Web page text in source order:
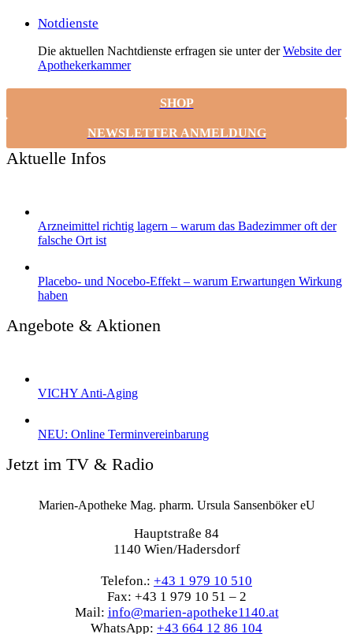
Notdienste
Die aktuellen Nachtdienste erfragen sie unter derWebsite der
Apothekerkammer
SHOP
NEWSLETTER ANMELDUNG
Aktuelle Infos
Arzneimittel richtig lagern – warum das Badezimmer oft der
falsche Ort ist
Placebo- und Nocebo-Effekt – warum Erwartungen Wirkung
haben
Angebote & Aktionen
VICHY Anti-Aging
NEU: Online Terminvereinbarung
Jetzt im TV & Radio
Marien-Apotheke Mag. pharm. Ursula Sansenböker eU
Hauptstraße 84
1140 Wien/Hadersdorf
Telefon.: +43 1 979 10 510
Fax: +43 1 979 10 51 – 2
Mail: info@marien-apotheke1140.at
WhatsApp: +43 664 12 86 104